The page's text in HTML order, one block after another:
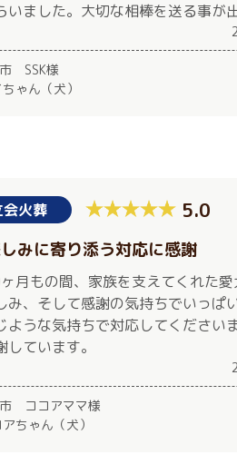
いました。大切な相棒を送る事が
SSK様
ゃん（犬）
火葬 5.0
みに寄り添う対応に感謝
月もの間、家族を支えてくれた
み、そして感謝の気持ちでいっぱ
ような気持ちで対応してくださいま
しています。
ココアママ様
ちゃん（犬）